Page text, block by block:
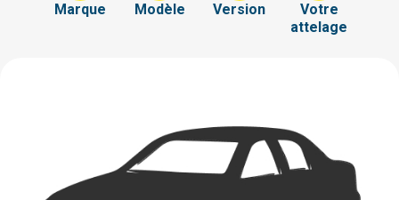
Marque Modèle Version
Votre
attelage